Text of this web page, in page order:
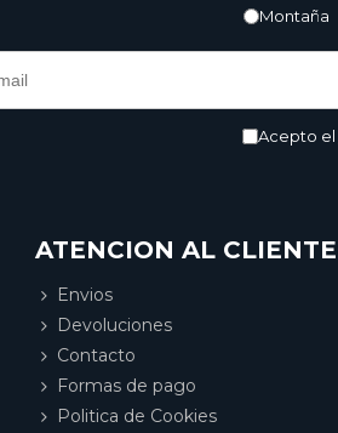
Montaña
Acepto el
ATENCION AL CLIENTE
Envios
Devoluciones
Contacto
Formas de pago
Politica de Cookies